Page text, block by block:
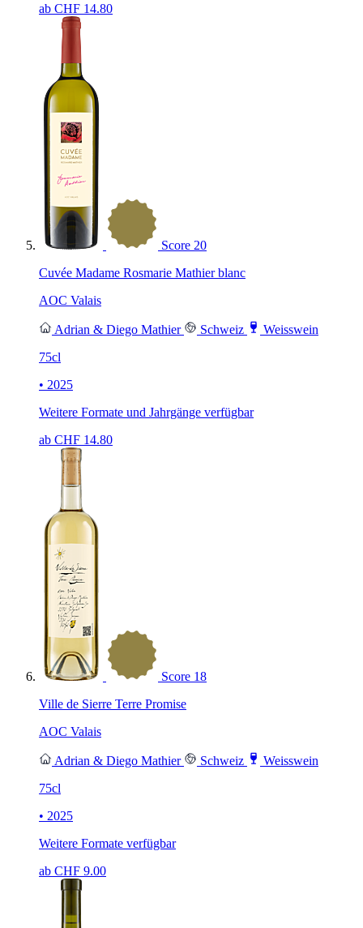
ab CHF 14.80
Score 20
Cuvée Madame Rosmarie Mathier blanc
AOC Valais
Adrian & Diego Mathier Schweiz
Weisswein
75cl
• 2025
Weitere Formate und Jahrgänge verfügbar
ab CHF 14.80
Score 18
Ville de Sierre Terre Promise
AOC Valais
Adrian & Diego Mathier Schweiz
Weisswein
75cl
• 2025
Weitere Formate verfügbar
ab CHF 9.00